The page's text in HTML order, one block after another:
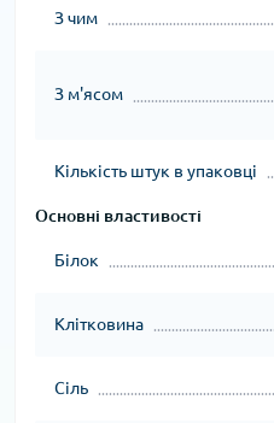
З чим
З м'ясом
Кількість штук в упаковці
Основні властивості
Білок
Клітковина
Сіль